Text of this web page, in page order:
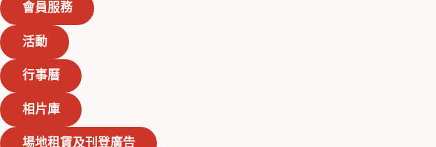
會員服務
活動
行事曆
相片庫
場地租賃及刊登廣告